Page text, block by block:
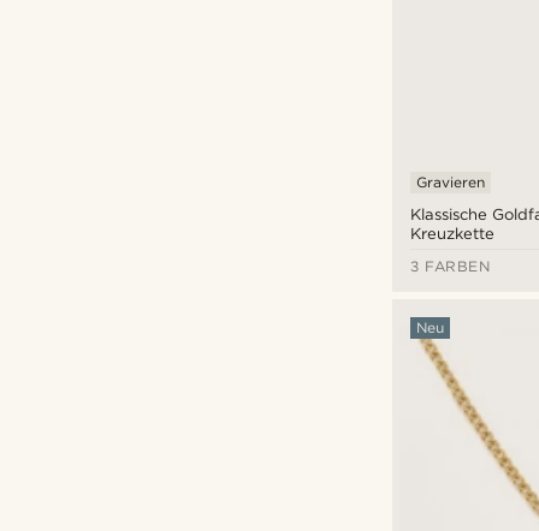
Klassische
Kreuzkette
Gravieren
3 FARBEN
Neu